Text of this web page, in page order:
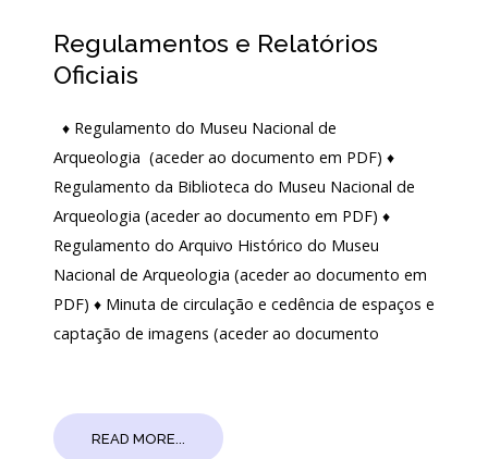
Regulamentos e Relatórios
Oficiais
♦ Regulamento do Museu Nacional de
Arqueologia (aceder ao documento em PDF) ♦
Regulamento da Biblioteca do Museu Nacional de
Arqueologia (aceder ao documento em PDF) ♦
Regulamento do Arquivo Histórico do Museu
Nacional de Arqueologia (aceder ao documento em
PDF) ♦ Minuta de circulação e cedência de espaços e
captação de imagens (aceder ao documento
READ MORE...